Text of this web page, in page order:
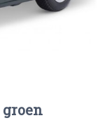
groen